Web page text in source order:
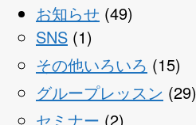
お知らせ (49)
SNS (1)
その他いろいろ (15)
グループレッスン (29)
セミナー (2)